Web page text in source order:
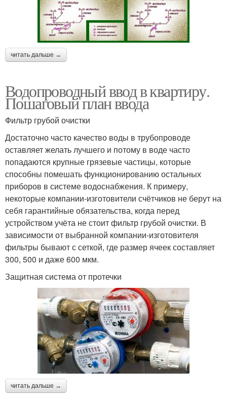
читать дальше →
Водопроводный ввод в квартиру.
Пошаговый план ввода
Фильтр грубой очистки
Достаточно часто качество воды в трубопроводе
оставляет желать лучшего и потому в воде часто
попадаются крупные грязевые частицы, которые
способны помешать функционированию остальных
приборов в системе водоснабжения. К примеру,
некоторые компании-изготовители счётчиков не берут на
себя гарантийные обязательства, когда перед
устройством учёта не стоит фильтр грубой очистки. В
зависимости от выбранной компании-изготовителя
фильтры бывают с сеткой, где размер ячеек составляет
300, 500 и даже 600 мкм.
Защитная система от протечки
читать дальше →